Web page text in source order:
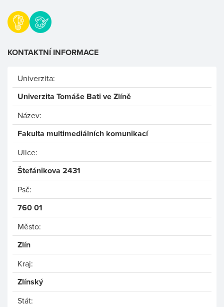
KONTAKTNÍ INFORMACE
Univerzita:
Univerzita Tomáše Bati ve Zlíně
Název:
Fakulta multimediálních komunikací
Ulice:
Štefánikova 2431
Psč:
760 01
Město:
Zlín
Kraj:
Zlínský
Stát: